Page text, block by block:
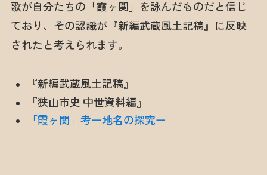
歌が自分たちの「霞ヶ関」を詠んだものだと信じ
ており、その認識が『新編武蔵風土記稿』に反映
されたと考えられます。
『新編武蔵風土記稿』
『狭山市史 中世資料編』
「霞ヶ関」考ー地名の探究ー